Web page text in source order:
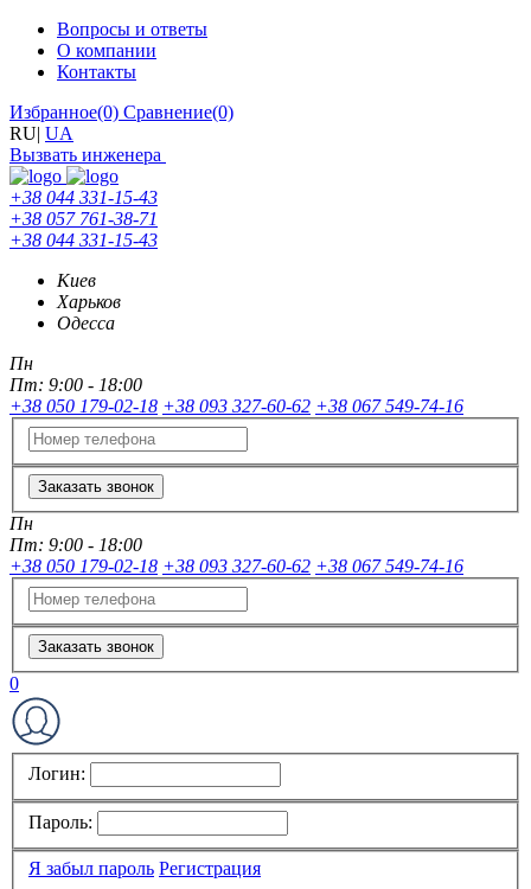
Вопросы и ответы
О компании
Контакты
Избранное(0) Сравнение(0)
RU| UA
Вызвать инженера
+38 044 331-15-43
+38 057 761-38-71
+38 044 331-15-43
Киев
Харьков
Одесса
Пн
Пт: 9:00 - 18:00
+38 050 179-02-18 +38 093 327-60-62 +38 067 549-74-16
Заказать звонок
Пн
Пт: 9:00 - 18:00
+38 050 179-02-18 +38 093 327-60-62 +38 067 549-74-16
Заказать звонок
0
Логин:
Пароль:
Я забыл пароль Регистрация